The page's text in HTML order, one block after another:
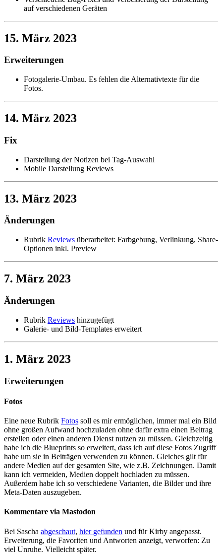
auf verschiedenen Geräten
15. März 2023
Erweiterungen
Fotogalerie-Umbau. Es fehlen die Alternativtexte für die
Fotos.
14. März 2023
Fix
Darstellung der Notizen bei Tag-Auswahl
Mobile Darstellung Reviews
13. März 2023
Änderungen
Rubrik Reviews überarbeitet: Farbgebung, Verlinkung, Share-
Optionen inkl. Preview
7. März 2023
Änderungen
Rubrik Reviews hinzugefügt
Galerie- und Bild-Templates erweitert
1. März 2023
Erweiterungen
Fotos
Eine neue Rubrik Fotos soll es mir ermöglichen, immer mal ein Bild
ohne großen Aufwand hochzuladen ohne dafür extra einen Beitrag
erstellen oder einen anderen Dienst nutzen zu müssen. Gleichzeitig
habe ich die Blueprints so erweitert, dass ich auf diese Fotos Zugriff
habe um sie in Beiträgen verwenden zu können. Gleiches gilt für
andere Medien auf der gesamten Site, wie z.B. Zeichnungen. Damit
kann ich vermeiden, Medien doppelt hochladen zu müssen.
Außerdem habe ich so verschiedene Varianten, die Bilder und ihre
Meta-Daten auszugeben.
Kommentare via Mastodon
Bei Sascha abgeschaut, hier gefunden und für Kirby angepasst.
Erweiterung, die Favoriten und Antworten anzeigt, verworfen: Zu
viel Unruhe. Vielleicht später.